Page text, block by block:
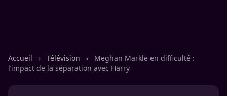
Accueil › Télévision ›
Meghan Markle en difficulté :
l’impact de la séparation avec Harry